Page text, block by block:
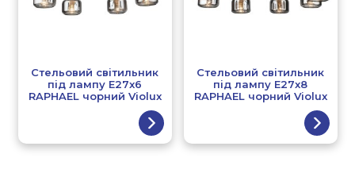
Стельовий світильник
під лампу E27x6
RAPHAEL чорний Violux
Стельовий світильник
під лампу E27x8
RAPHAEL чорний Violux